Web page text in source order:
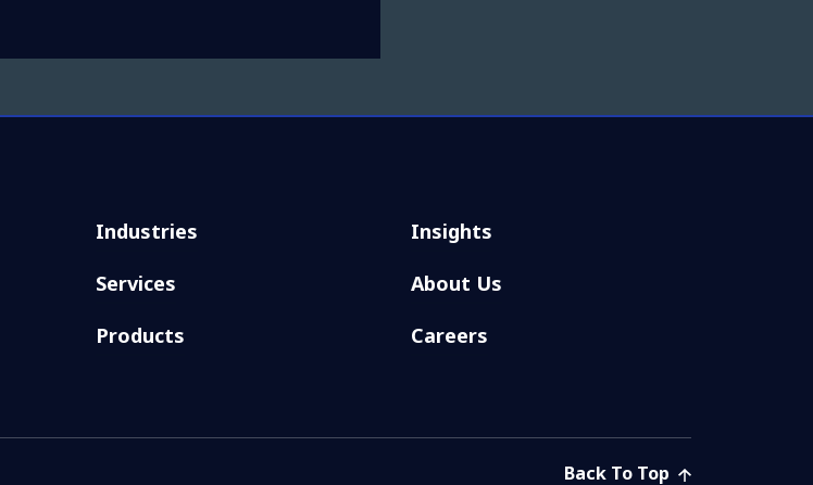
Industries
Services
Products
Insights
About Us
Careers
Back To Top